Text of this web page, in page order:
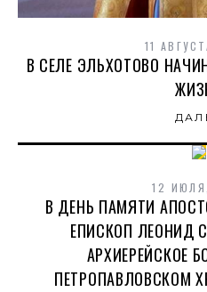
11
В СЕЛЕ ЭЛЬХОТОВО
12
В ДЕНЬ ПАМЯТИ
ЕПИСКОП ЛЕОНИД
АРХИЕРЕЙСКОЕ
ПЕТРОПАВЛОВСКОМ